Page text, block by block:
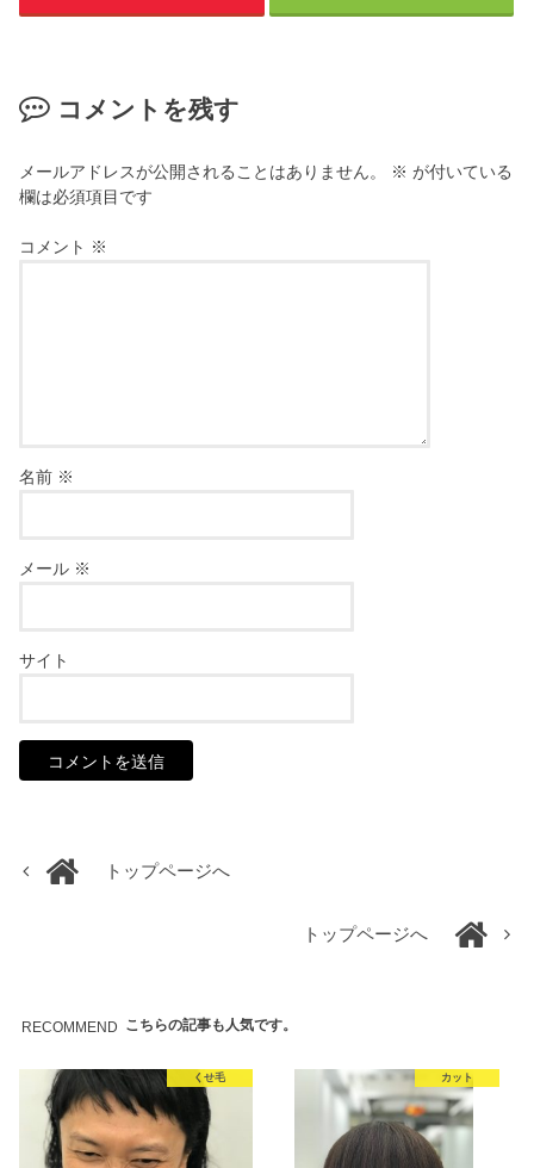
コメントを残す
メールアドレスが公開されることはありません。 ※ が付いている
欄は必須項目です
コメント ※
名前 ※
メール ※
サイト
トップページへ
トップページへ
RECOMMEND こちらの記事も人気です。
くせ毛 カット